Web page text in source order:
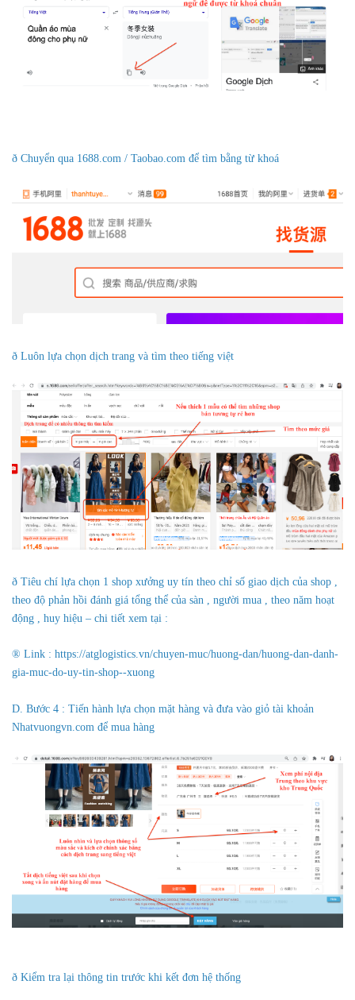
ð Chuyển qua 1688.com / Taobao.com để tìm bằng từ khoá
ð Luôn lựa chọn dịch trang và tìm theo tiếng việt
ð Tiêu chí lựa chọn 1 shop xưởng uy tín theo chỉ số giao dịch của shop ,
theo độ phản hồi đánh giá tổng thể của sàn , người mua , theo năm hoạt
động , huy hiệu – chi tiết xem tại :
® Link : https://atglogistics.vn/chuyen-muc/huong-dan/huong-dan-danh-
gia-muc-do-uy-tin-shop--xuong
D. Bước 4 : Tiến hành lựa chọn mặt hàng và đưa vào giỏ tài khoản
Nhatvuongvn.com để mua hàng
ð Kiểm tra lại thông tin trước khi kết đơn hệ thống